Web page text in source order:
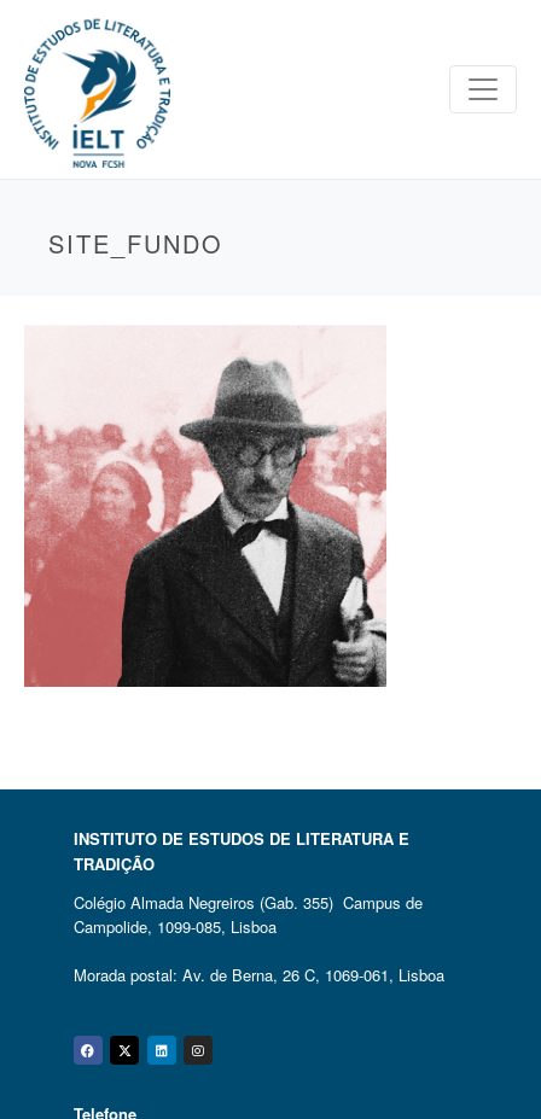
SITE_FUNDO
INSTITUTO DE ESTUDOS DE LITERATURA E
TRADIÇÃO
Colégio Almada Negreiros (Gab. 355) Campus de
Campolide, 1099-085, Lisboa
Morada postal: Av. de Berna, 26 C, 1069-061, Lisboa
Facebook
Twitter
Linkedin
Instagram
Telefone